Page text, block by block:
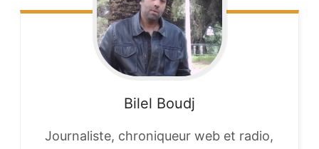
Bilel Boudj
Journaliste, chroniqueur web et radio,